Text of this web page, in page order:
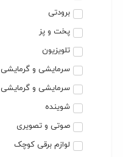
برودتی
پخت و پز
تلویزیون
سرمایشی و گرمایشی
سرمایشی و گرمایشی
شوینده
صوتی و تصویری
لوازم برقی کوچک